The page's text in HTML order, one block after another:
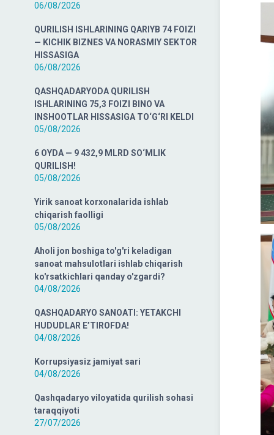
06/08/2026
QURILISH ISHLARINING QARIYB 74 FOIZI
— KICHIK BIZNES VA NORASMIY SEKTOR
HISSASIGA
06/08/2026
QASHQADARYODA QURILISH
ISHLARINING 75,3 FOIZI BINO VA
INSHOOTLAR HISSASIGA TO‘G‘RI KELDI
05/08/2026
6 OYDA — 9 432,9 MLRD SO‘MLIK
QURILISH!
05/08/2026
Yirik sanoat korxonalarida ishlab
chiqarish faolligi
05/08/2026
Aholi jon boshiga to'g'ri keladigan
sanoat mahsulotlari ishlab chiqarish
ko'rsatkichlari qanday o'zgardi?
04/08/2026
QASHQADARYO SANOATI: YETAKCHI
HUDUDLAR E’TIROFDA!
04/08/2026
Korrupsiyasiz jamiyat sari
04/08/2026
Qashqadaryo viloyatida qurilish sohasi
taraqqiyoti
27/07/2026